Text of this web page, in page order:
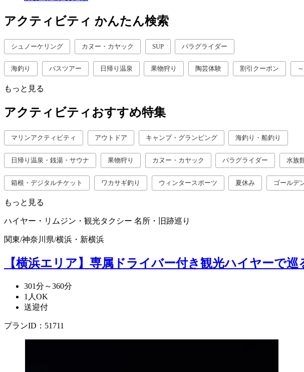
アクティビティ かんたん検索
シュノーケリング カヌー・カヤック SUP パラグライダー
海釣り バスツアー 日帰り温泉 果物狩り 陶芸体験 割引クーポン
もっと見る
アクティビティおすすめ特集
マリンアクティビティ アウトドア キャンプ・グランピング 海釣り・船釣り
日帰り温泉・銭湯・サウナ 果物狩り カヌー・カヤック パラグライダー 水族
箱根・デジタルチケット ワカサギ釣り ウィンタースポーツ 夏休み ゴールデ
もっと見る
ハイヤー・リムジン・観光タクシー 名所・旧跡巡り
関東/神奈川県/横浜・新横浜
【横浜エリア】専属ドライバー付き観光ハイヤーで
301分～360分
1人OK
送迎付
プランID：51711